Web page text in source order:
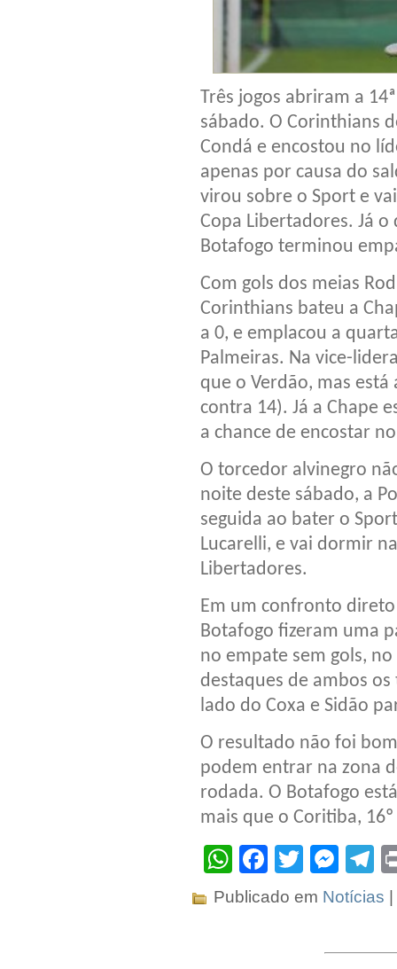
Três jogos abriram a
sábado. O Corinthians
Condá e encostou no
apenas por causa do
virou sobre o Sport e
Copa Libertadores. Já
Botafogo terminou
Com gols dos meias
Corinthians bateu a
a 0, e emplacou a
Palmeiras. Na vice-
que o Verdão, mas
contra 14). Já a Chape
a chance de encostar
O torcedor alvinegro
noite deste sábado, a
seguida ao bater o
Lucarelli, e vai dormir
Libertadores.
Em um confronto
Botafogo fizeram uma
no empate sem gols,
destaques de ambos
lado do Coxa e Sidão
O resultado não foi
podem entrar na zona
rodada. O Botafogo
mais que o Coritiba,
WhatsApp
Facebook
Twitter
Publicado em Notícias